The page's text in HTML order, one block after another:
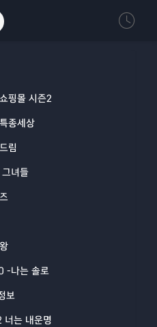
핑몰 시즌2
종세상
림
녀들
-나는 솔로
보
너는 내운명